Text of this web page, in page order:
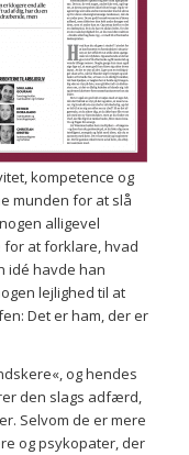
kompetence og
munden for at slå
alligevel
for at forklare, hvad
idé havde han
lejlighed til at
Det er ham, der er
og hendes
den slags adfærd,
Selvom de er mere
og psykopater, der